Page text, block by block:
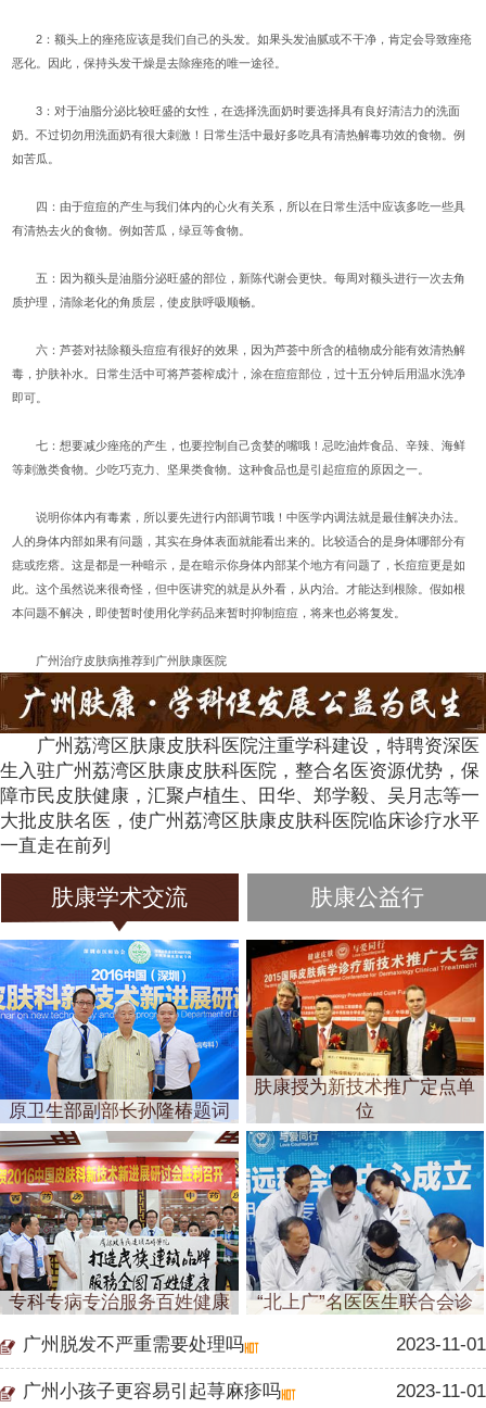
2：额头上的痤疮应该是我们自己的头发。如果头发油腻或不干净，肯定会导致痤疮
恶化。因此，保持头发干燥是去除痤疮的唯一途径。
3：对于油脂分泌比较旺盛的女性，在选择洗面奶时要选择具有良好清洁力的洗面
奶。不过切勿用洗面奶有很大刺激！日常生活中最好多吃具有清热解毒功效的食物。例
如苦瓜。
四：由于痘痘的产生与我们体内的心火有关系，所以在日常生活中应该多吃一些具
有清热去火的食物。例如苦瓜，绿豆等食物。
五：因为额头是油脂分泌旺盛的部位，新陈代谢会更快。每周对额头进行一次去角
质护理，清除老化的角质层，使皮肤呼吸顺畅。
六：芦荟对祛除额头痘痘有很好的效果，因为芦荟中所含的植物成分能有效清热解
毒，护肤补水。日常生活中可将芦荟榨成汁，涂在痘痘部位，过十五分钟后用温水洗净
即可。
七：想要减少痤疮的产生，也要控制自己贪婪的嘴哦！忌吃油炸食品、辛辣、海鲜
等刺激类食物。少吃巧克力、坚果类食物。这种食品也是引起痘痘的原因之一。
说明你体内有毒素，所以要先进行内部调节哦！中医学内调法就是最佳解决办法。
人的身体内部如果有问题，其实在身体表面就能看出来的。比较适合的是身体哪部分有
痣或疙瘩。这是都是一种暗示，是在暗示你身体内部某个地方有问题了，长痘痘更是如
此。这个虽然说来很奇怪，但中医讲究的就是从外看，从内治。才能达到根除。假如根
本问题不解决，即使暂时使用化学药品来暂时抑制痘痘，将来也必将复发。
广州治疗皮肤病推荐到广州肤康医院
广州荔湾区肤康皮肤科医院注重学科建设，特聘资深医
生入驻广州荔湾区肤康皮肤科医院，整合名医资源优势，保
障市民皮肤健康，汇聚卢植生、田华、郑学毅、吴月志等一
大批皮肤名医，使广州荔湾区肤康皮肤科医院临床诊疗水平
一直走在前列
肤康学术交流 肤康公益行
原卫生部副部长孙隆椿题词
肤康授为新技术推广定点单
位
专科专病专治服务百姓健康 “北上广”名医医生联合会诊
广州脱发不严重需要处理吗 2023-11-01
广州小孩子更容易引起荨麻疹吗 2023-11-01